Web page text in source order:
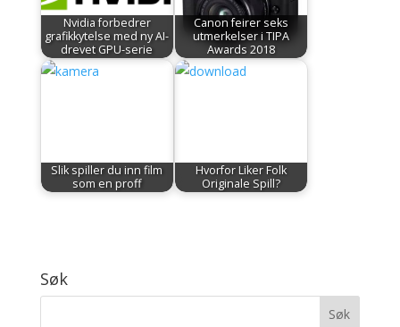
Nvidia forbedrer
grafikkytelse med ny AI-
drevet GPU-serie
Canon feirer seks
utmerkelser i TIPA
Awards 2018
Slik spiller du inn film
som en proff
Hvorfor Liker Folk
Originale Spill?
Søk